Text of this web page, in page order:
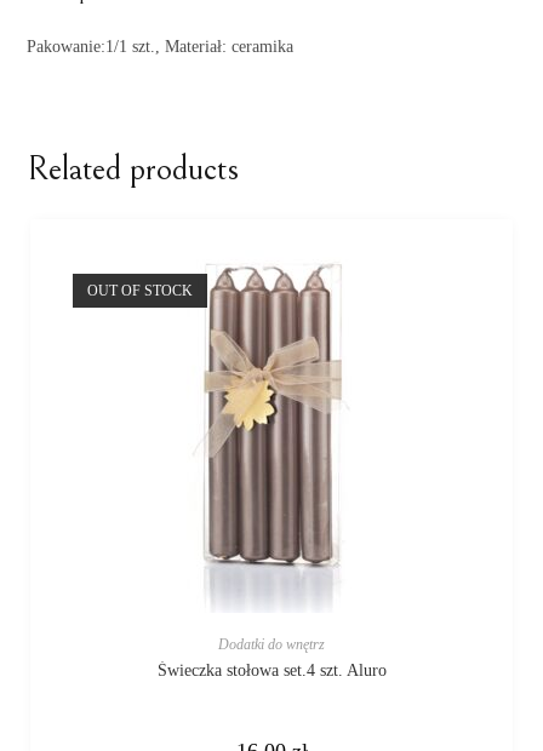
Pakowanie:1/1 szt., Materiał: ceramika
Related products
OUT OF STOCK
Dodatki do wnętrz
Świeczka stołowa set.4 szt. Aluro